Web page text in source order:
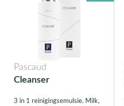
Pascaud
Cleanser
3 in 1 reinigingsemulsie. Milk,